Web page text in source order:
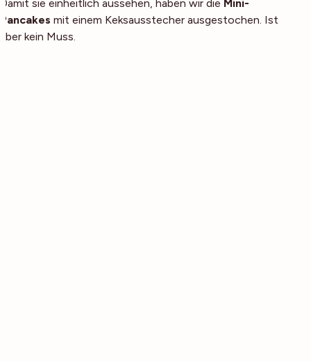
Damit sie einheitlich aussehen, haben wir die Mini-
Pancakes mit einem Keksausstecher ausgestochen. Ist
aber kein Muss.